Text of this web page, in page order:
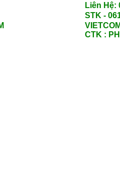
Liên Hệ:
STK -
CTK :